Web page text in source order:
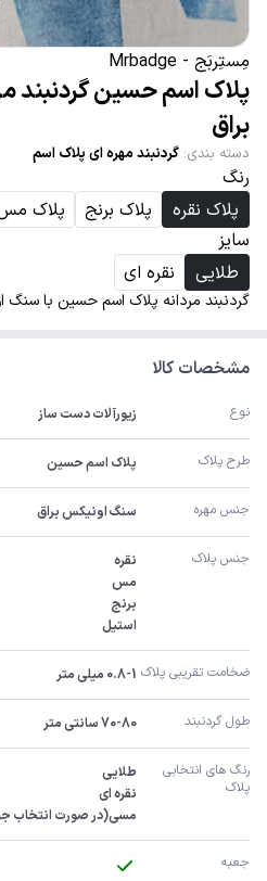
مِستِربَج - Mrbadge
پلاک اسم حسین گردنبند
براق
دسته بندی: گردنبند مهره ای پلاک اسم
رنگ
پلاک نقره
پلاک برنج پلاک
سایز
طلایی
نقره ای
گردنبند مردانه پلاک اسم حسین با
مشخصات کالا
نوع زیورآلات دست ساز
طرح پلاک پلاک اسم حسین
جنس مهره سنگ اونیکس براق
جنس پلاک
استیل
ضخامت تقریبی پلاک 0.8-1 میلی متر
طول گردنبند 70-80 سانتی متر
پلاک
مسی(در صورت
جعبه